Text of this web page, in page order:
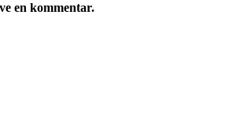
en kommentar.